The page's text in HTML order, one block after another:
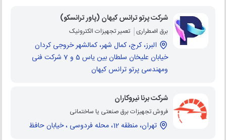
شرکت پرتو ترانس کیهان (پاور ترانسکو)
برق اضطراری تعمیر تجهیزات الکترونیک
البرز، کرج، کمال شهر، کمالشهر خروجی کردان
خیابان علیخان سلطان بین یاس 5 و 7 شرکت فنی
ومهندسی پرتو ترانس کیهان
شرکت برنا نیروکاران
فروش تجهیزات برق صنعتی یا ساختمانی
تهران، منطقه 12، محله فردوسی ، خیابان حافظ